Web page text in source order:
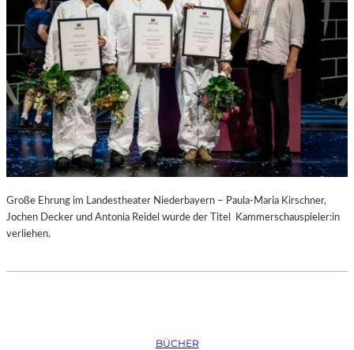
Große Ehrung im Landestheater Niederbayern – Paula-Maria Kirschner,
Jochen Decker und Antonia Reidel wurde der Titel Kammerschauspieler:in
verliehen.
BÜCHER